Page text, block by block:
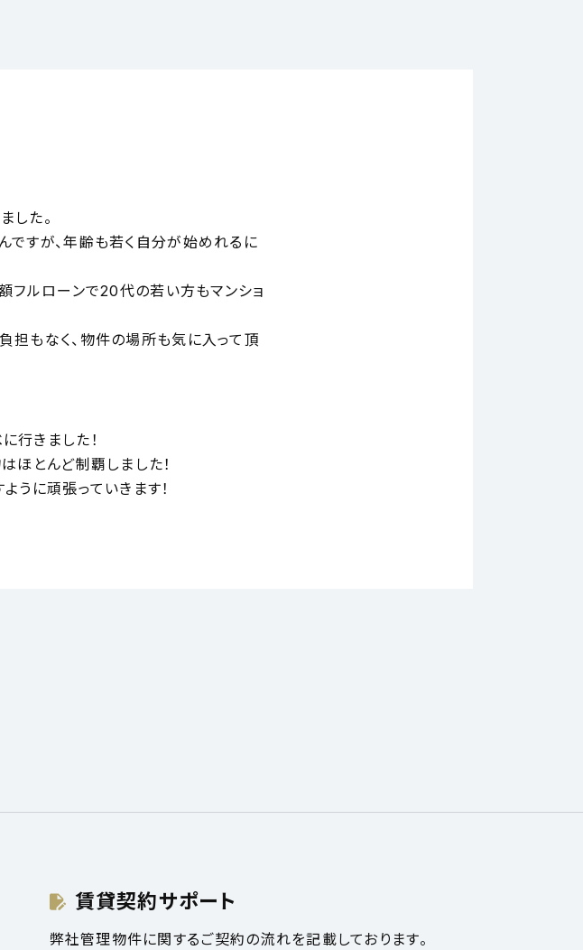
した。
すが、年齢も若く自分が始めれるに
フルローンで20代の若い方もマンショ
もなく、物件の場所も気に入って頂
行きました！
ほとんど制覇しました！
うに頑張っていきます！
賃貸契約サポート
弊社管理物件に関するご契約の流れを記載しております。